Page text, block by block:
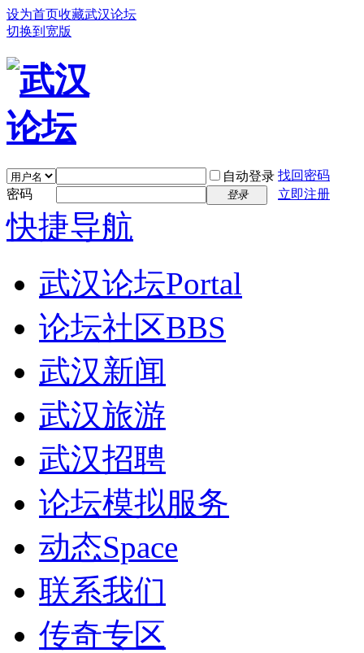
设为首页收藏武汉论坛
切换到宽版
自动登录 找回密码
密码
登录 立即注册
快捷导航
武汉论坛Portal
论坛社区BBS
武汉新闻
武汉旅游
武汉招聘
论坛模拟服务
动态Space
联系我们
传奇专区